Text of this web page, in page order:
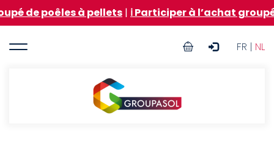
Aller
au
principal
pellets|ℹ️ Participer à l’achat groupé de mazout
FR | NL
User
Groupasol